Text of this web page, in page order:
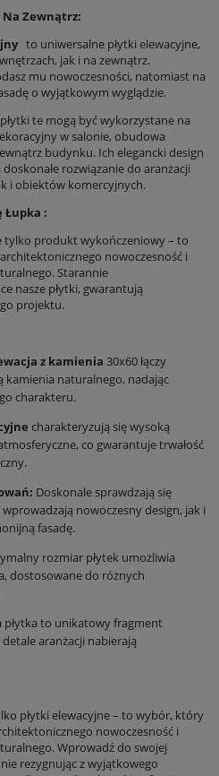
Na Zewnątrz:
to uniwersalne płytki elewacyjne,
jak i na zewnątrz.
mu nowoczesności, natomiast na
o wyjątkowym wyglądzie.
te mogą być wykorzystane na
w salonie, obudowa
budynku. Ich elegancki design
rozwiązanie do aranżacji
i obiektów komercyjnych.
Łupka :
tylko produkt wykończeniowy – to
nowoczesność i
Starannie
nasze płytki, gwarantują
projektu.
z kamienia 30x60 łączy
kamienia naturalnego, nadając
charakteru.
charakteryzują się wysoką
co gwarantuje trwałość
Doskonale sprawdzają się
nowoczesny design, jak i
fasadę.
rozmiar płytek umożliwia
dostosowane do różnych
płytka to unikatowy fragment
detale aranżacji nabierają
płytki elewacyjne – to wybór, który
nowoczesność i
Wprowadź do swojej
rezygnując z wyjątkowego